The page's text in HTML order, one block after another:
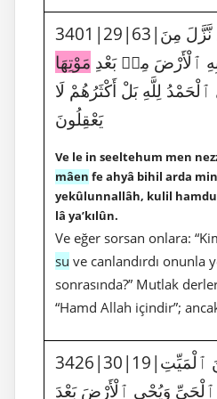
3401|29|63|وَلَئِن سَأَلْتَهُم مَّن نَّزَّلَ مِنَ
بِهِ ٱلْأَرْضَ مِنۢ بَعْدِ مَوْتِهَا
لِلَّهِ بَلْ أَكْثَرُهُمْ لَا
يَعْقِلُونَ
Ve le in seeltehum men
mâen fe ahyâ bihil arda min
yekûlunnallâh, kulil
lâ ya’kılûn.
Ve eğer sorsan onlara:
su ve canlandırdı onunla
sonrasında?” Mutlak
“Hamd Allah içindir”;
3426|30|19|يُخْرِجُ ٱلْحَىَّ مِنَ ٱلْمَيِّتِ
وَيُحْىِ ٱلْأَرْضَ بَعْدَ